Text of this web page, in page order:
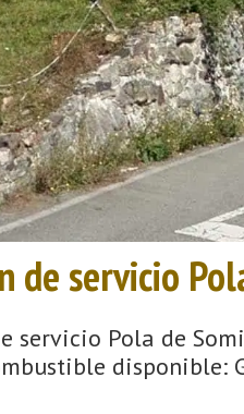
de servicio
servicio Pola de
disponible: